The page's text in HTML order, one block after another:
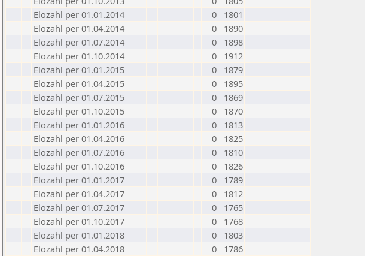
Elozahl per 01.01.2014
0
1801
Elozahl per 01.04.2014
0
1890
Elozahl per 01.07.2014
0
1898
Elozahl per 01.10.2014
0
1912
Elozahl per 01.01.2015
0
1879
Elozahl per 01.04.2015
0
1895
Elozahl per 01.07.2015
0
1869
Elozahl per 01.10.2015
0
1870
Elozahl per 01.01.2016
0
1813
Elozahl per 01.04.2016
0
1825
Elozahl per 01.07.2016
0
1810
Elozahl per 01.10.2016
0
1826
Elozahl per 01.01.2017
0
1789
Elozahl per 01.04.2017
0
1812
Elozahl per 01.07.2017
0
1765
Elozahl per 01.10.2017
0
1768
Elozahl per 01.01.2018
0
1803
Elozahl per 01.04.2018
0
1786